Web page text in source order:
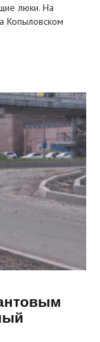
люки. На
Копыловском